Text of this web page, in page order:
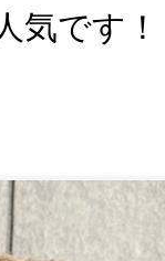
気です！